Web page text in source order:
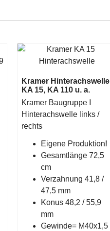
Kramer Hinterachswelle
KA 15, KA 110 u. a.
Kramer Baugruppe I
Hinterachswelle links /
rechts
Eigene Produktion!
Gesamtlänge 72,5
cm
Verzahnung 41,8 /
47,5 mm
Konus 48,2 / 55,9
mm
Gewinde= M40x1,5